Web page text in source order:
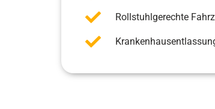
Rollstuhlgerechte